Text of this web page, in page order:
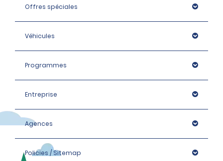
Offres spéciales
Véhicules
Programmes
Entreprise
Agences
Policies / Sitemap